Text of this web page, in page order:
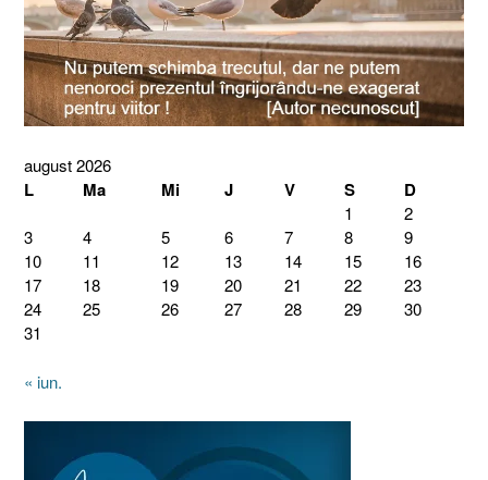
august 2026
L Ma Mi J V S D
1
2
3
4 5 6 7 8
9
10
11 12 13 14 15
16
17
18 19 20 21 22
23
24
25 26 27 28 29
30
31
« iun.